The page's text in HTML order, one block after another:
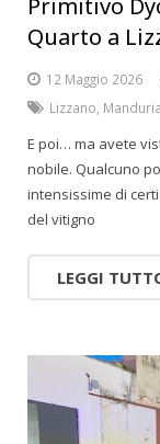
Quarto a
12 Maggio 2026
Lizzano Manduria
E poi… ma avete
nobile. Qualcuno
intensissime di
del vitigno
LEGGI